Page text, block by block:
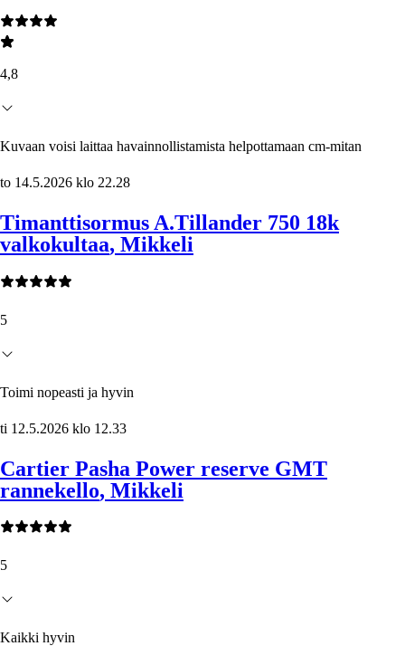
4,8
Kuvaan voisi laittaa havainnollistamista helpottamaan cm-mitan
to 14.5.2026 klo 22.28
Timanttisormus A.Tillander 750 18k
valkokultaa, Mikkeli
5
Toimi nopeasti ja hyvin
ti 12.5.2026 klo 12.33
Cartier Pasha Power reserve GMT
rannekello, Mikkeli
5
Kaikki hyvin